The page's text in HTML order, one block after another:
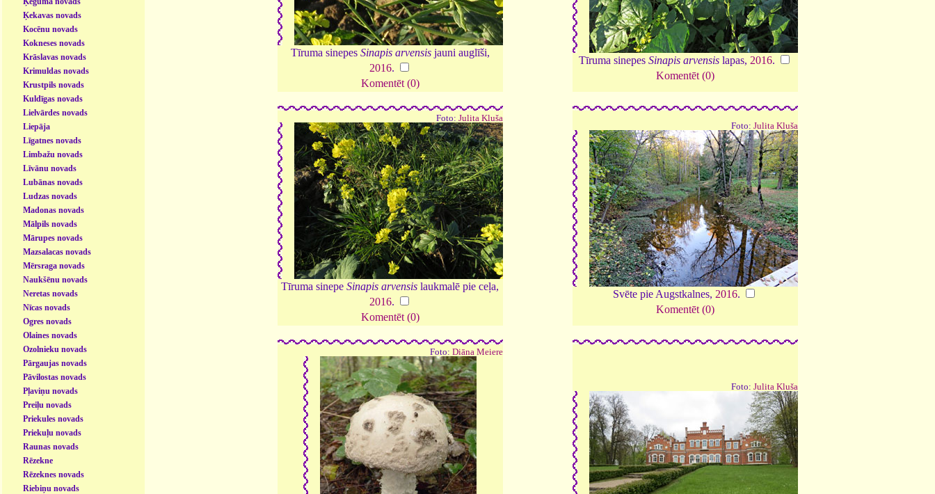
Ķekavas novads
Kocēnu novads
Kokneses novads
Krāslavas novads
Krimuldas novads
Krustpils novads
Kuldīgas novads
Lielvārdes novads
Liepāja
Līgatnes novads
Limbažu novads
Līvānu novads
Lubānas novads
Ludzas novads
Madonas novads
Mālpils novads
Mārupes novads
Mazsalacas novads
Mērsraga novads
Naukšēnu novads
Neretas novads
Nīcas novads
Ogres novads
Olaines novads
Ozolnieku novads
Pārgaujas novads
Pāvilostas novads
Pļaviņu novads
Preiļu novads
Priekules novads
Priekuļu novads
Raunas novads
Rēzekne
Rēzeknes novads
Riebiņu novads
Tīruma sinepes Sinapis arvensisjauni auglīši,
2016.
Komentēt (0)
Tīruma sinepes Sinapis arvensislapas, 2016.
Komentēt (0)
Foto: Julita Kluša
Tīruma sinepe Sinapis arvensis laukmalē pie ceļa,
2016.
Komentēt (0)
Foto: Julita Kluša
Svēte pie Augstkalnes, 2016.
Komentēt (0)
Foto: Diāna Meiere
Foto: Julita Kluša